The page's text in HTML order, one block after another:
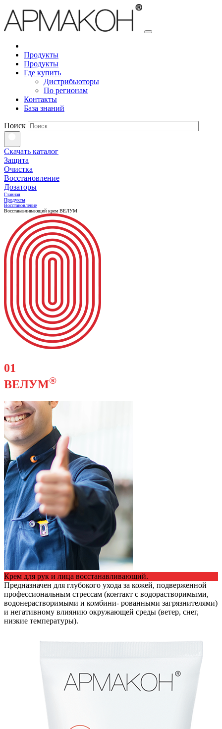
Продукты
Продукты
Где купить
Дистрибьюторы
По регионам
Контакты
База знаний
Поиск
Скачать каталог
Защита
Очистка
Восстановление
Дозаторы
Главная
Продукты
Восстановление
Восстанавливающий крем ВЕЛУМ
01
ВЕЛУМ®
Крем для рук и лица восстанавливающий.
Предназначен для глубокого ухода за кожей, подверженной
профессиональным стрессам (контакт с водорастворимыми,
водонерастворимыми и комбини- рованными загрязнителями)
и негативному влиянию окружающей среды (ветер, снег,
низкие температуры).